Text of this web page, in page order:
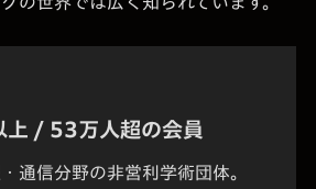
/ 53万人超の会員
通信分野の非営利学術団体。